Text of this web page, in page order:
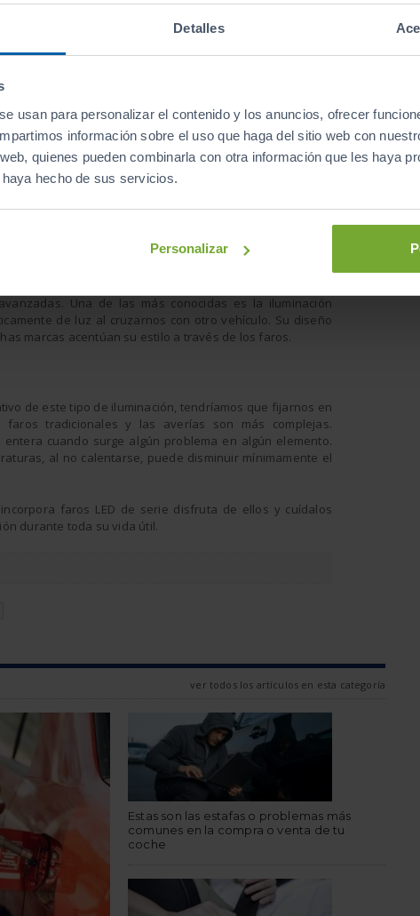
Detalles
usan para personalizar el contenido y los anuncios, ofrecer
información sobre el uso que haga del sitio web con
quienes pueden combinarla con otra información que les haya
hecho de sus servicios.
Personalizar
más
y las
no pierden energía y no se calientan.
funcionamiento casi automáticamente, ya que pasa muy
que emite luz.
emite una luz blanca y brillante que cansa menos a
Por otro lado, se trata de faros muy versátiles que
Una de las más conocidas es la iluminación
de luz al cruzarnos con otro vehículo. Su diseño
marcas acentúan su estilo a través de los faros.
de este tipo de iluminación, tendríamos que fijarnos en
tradicionales y las averías son más complejas.
cuando surge algún problema en algún elemento.
al no calentarse, puede disminuir mínimamente el
faros LED de serie disfruta de ellos y cuídalos
durante toda su vida útil.
ver todos los artículos en esta categoría
Estas son las estafas o problemas más
comunes en la compra o venta de tu
coche